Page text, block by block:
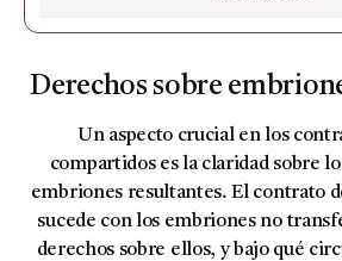
Derechos sobre
Un aspecto crucial en los
compartidos es la claridad sobre
embriones resultantes. El contrato
sucede con los embriones no
derechos sobre ellos, y bajo qué